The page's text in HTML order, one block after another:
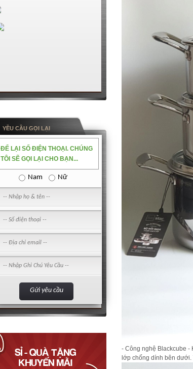
YỀU CẦU GỌI LẠI
ĐỂ LẠI SỐ ĐIỆN THOẠI. CHÚNG
TÔI SẼ GỌI LẠI CHO BẠN...
Nam Nữ
- Công nghệ Blackcube -
lớp chống dính bên